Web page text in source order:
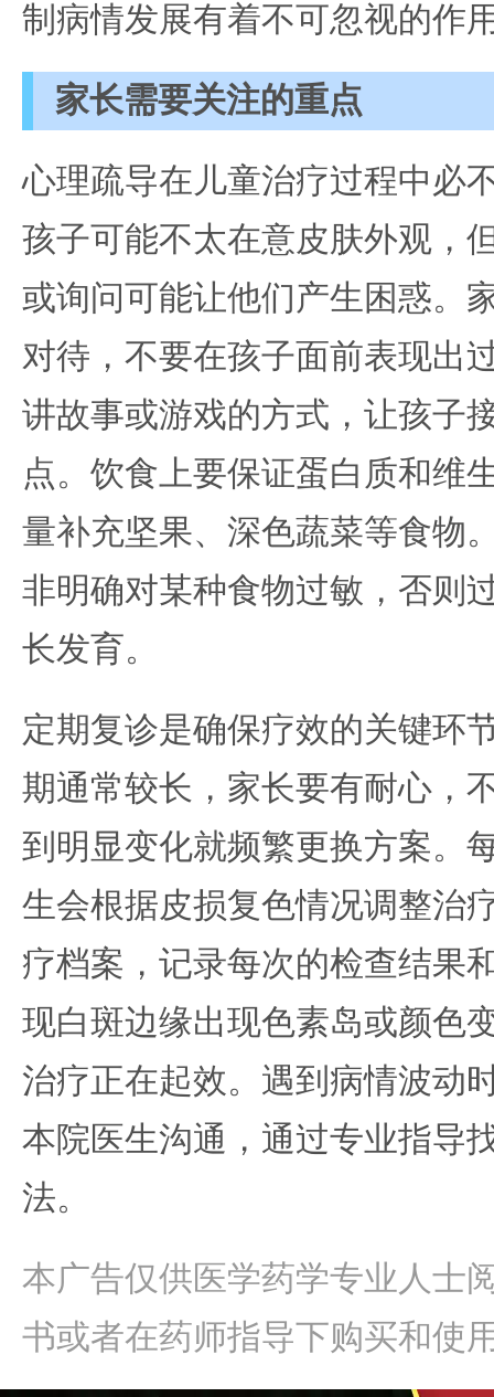
制病情发展有着不可忽视的作
家长需要关注的重点
心理疏导在儿童治疗过程中必
孩子可能不太在意皮肤外观，
或询问可能让他们产生困惑。
对待，不要在孩子面前表现出
讲故事或游戏的方式，让孩子
点。饮食上要保证蛋白质和维
量补充坚果、深色蔬菜等食物
非明确对某种食物过敏，否则
长发育。
定期复诊是确保疗效的关键环
期通常较长，家长要有耐心，
到明显变化就频繁更换方案。
生会根据皮损复色情况调整治
疗档案，记录每次的检查结果
现白斑边缘出现色素岛或颜色
治疗正在起效。遇到病情波动
本院医生沟通，通过专业指导
法。
本广告仅供医学药学专业人士
书或者在药师指导下购买和使